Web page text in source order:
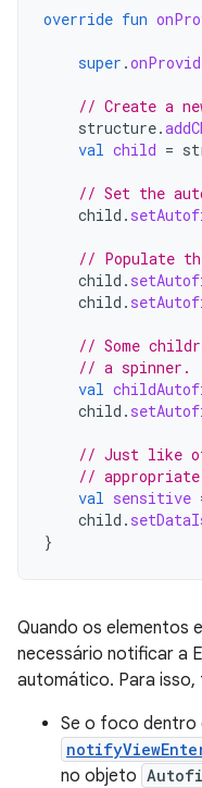
override fun
super .
// Create a
structure.
val child =
// Set the
child .
// Populate
child .
child .
// Some
// a spinner.
val
child .
// Just like
//
val sensitive
child .
}
Quando os elementos
necessário notificar a
automático. Para isso,
Se o foco dentro
no objeto